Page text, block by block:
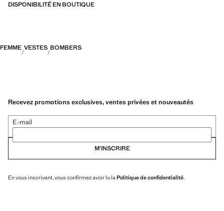
DISPONIBILITÉ EN BOUTIQUE
FEMME VESTES BOMBERS
Recevez promotions exclusives, ventes privées et nouveautés
E-mail
M’INSCRIRE
En vous inscrivant, vous confirmez avoir lu la Politique de confidentialité.